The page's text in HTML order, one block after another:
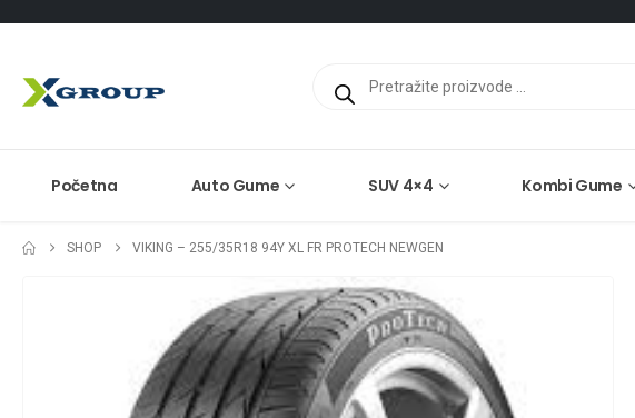
search
Početna Auto Gume SUV 4×4 Kombi Gume
SHOP VIKING – 255/35R18 94Y XL FR PROTECH NEWGEN